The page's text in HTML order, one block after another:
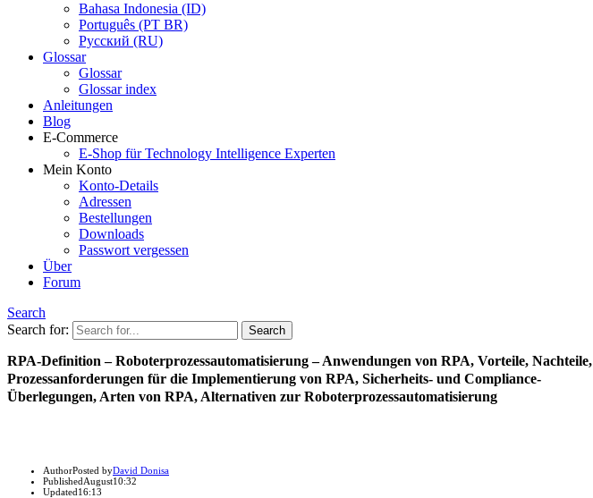
Bahasa Indonesia (ID)
Português (PT BR)
Pусский (RU)
Glossar
Glossar
Glossar index
Anleitungen
Blog
E-Commerce
E-Shop für Technology Intelligence Experten
Mein Konto
Konto-Details
Adressen
Bestellungen
Downloads
Passwort vergessen
Über
Forum
Search
Search for:
RPA-Definition – Roboterprozessautomatisierung – Anwendungen von RPA, Vorteile, Nachteile,
Prozessanforderungen für die Implementierung von RPA, Sicherheits- und Compliance-
Überlegungen, Arten von RPA, Alternativen zur Roboterprozessautomatisierung
AuthorPosted byDavid Donisa
PublishedAugust10:32
Updated16:13